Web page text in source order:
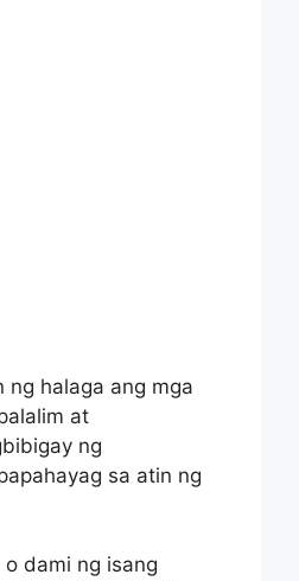
ng halaga ang mga
at
ng
sa atin ng
dami ng isang